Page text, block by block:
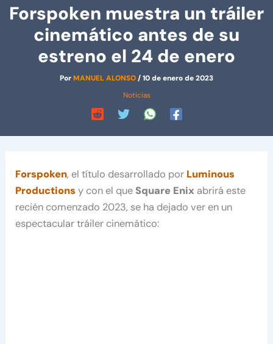
Forspoken muestra un tráiler
cinemático antes de su
estreno el 24 de enero
PorMANUEL ALONSO/10 de enero de 2023
Noticias
Forspoken, el título desarrollado por Luminous
Productions y con el que Square Enix abrirá este
recién comenzado 2023, se ha dejado ver en un
espectacular tráiler cinemático: